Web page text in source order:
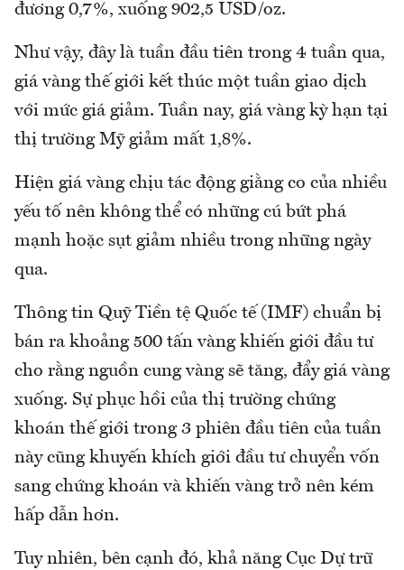
đương 0,7%, xuống 902,5 USD/oz.
Như vậy, đây là tuần đầu tiên trong 4 tuần qua,
giá vàng thế giới kết thúc một tuần giao dịch
với mức giá giảm. Tuần nay, giá vàng kỳ hạn tại
thị trường Mỹ giảm mất 1,8%.
Hiện giá vàng chịu tác động giằng co của nhiều
yếu tố nên không thể có những cú bứt phá
mạnh hoặc sụt giảm nhiều trong những ngày
qua.
Thông tin Quỹ Tiền tệ Quốc tế (IMF) chuẩn bị
bán ra khoảng 500 tấn vàng khiến giới đầu tư
cho rằng nguồn cung vàng sẽ tăng, đẩy giá vàng
xuống. Sự phục hồi của thị trường chứng
khoán thế giới trong 3 phiên đầu tiên của tuần
này cũng khuyến khích giới đầu tư chuyển vốn
sang chứng khoán và khiến vàng trở nên kém
hấp dẫn hơn.
Tuy nhiên, bên cạnh đó, khả năng Cục Dự trữ